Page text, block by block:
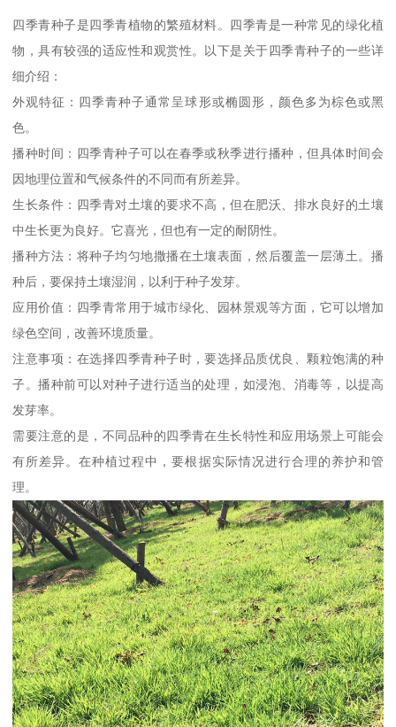
四季青种子是四季青植物的繁殖材料。四季青是一种常见的绿化植
物，具有较强的适应性和观赏性。以下是关于四季青种子的一些详
细介绍：
外观特征：四季青种子通常呈球形或椭圆形，颜色多为棕色或黑
色。
播种时间：四季青种子可以在春季或秋季进行播种，但具体时间会
因地理位置和气候条件的不同而有所差异。
生长条件：四季青对土壤的要求不高，但在肥沃、排水良好的土壤
中生长更为良好。它喜光，但也有一定的耐阴性。
播种方法：将种子均匀地撒播在土壤表面，然后覆盖一层薄土。播
种后，要保持土壤湿润，以利于种子发芽。
应用价值：四季青常用于城市绿化、园林景观等方面，它可以增加
绿色空间，改善环境质量。
注意事项：在选择四季青种子时，要选择品质优良、颗粒饱满的种
子。播种前可以对种子进行适当的处理，如浸泡、消毒等，以提高
发芽率。
需要注意的是，不同品种的四季青在生长特性和应用场景上可能会
有所差异。在种植过程中，要根据实际情况进行合理的养护和管
理。